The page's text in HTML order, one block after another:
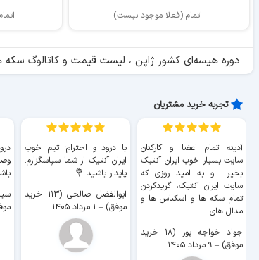
اتمام (فعلا موجود نیست)
دوره هیسه‌ای کشور ژاپن ، لیست قیمت و کاتالوگ
تجربه خرید مشتریان
آدینه تمام اعضا و کارکنان
سایت بسیار خوب ايران آنتیک
بخیر... و به امید روزی که
سایت ايران آنتیک، گریدکردن
تمام سکه ها و اسکناس ها و
مدال های...
جواد خواجه پور (۱۸ خرید
موفق) – ۹ مرداد ۱۴۰۵
با درود و احترام؛ تیم خوب
ایران آنتیک از شما سپاسگزارم.
پایدار باشید 💐
ابوالفضل صالحی (۱۱۳ خرید
موفق) – ۱ مرداد ۱۴۰۵